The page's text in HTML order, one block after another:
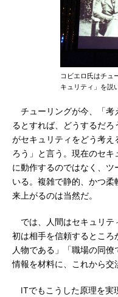
コビエロ氏はチュ
キュリティ」を説
チューリングが今、「考
るとすれば、どうするだ
がセキュリティをどう考
ろう」と言う。現在のセキ
に動作するのではなく、
いる。複雑で静的、かつ
来上がるのは当然だ。
では、人間はセキュリテ
初は相手を信頼するところ
人物である」「職場の同
情報を材料に、これから交
ITでもこうした原理を実